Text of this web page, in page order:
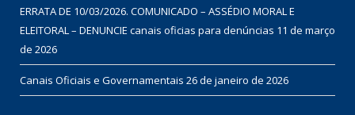
ERRATA DE 10/03/2026. COMUNICADO – ASSÉDIO MORAL E
ELEITORAL – DENUNCIE canais oficias para denúncias 11 de março
de 2026
Canais Oficiais e Governamentais 26 de janeiro de 2026